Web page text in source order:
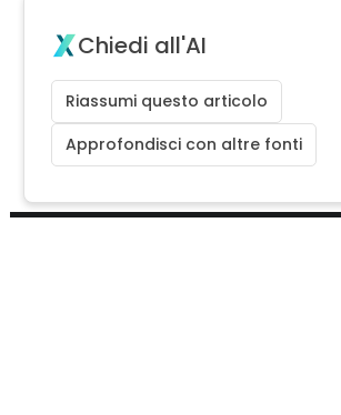
Chiedi all'AI
Riassumi questo articolo
Approfondisci con altre fonti